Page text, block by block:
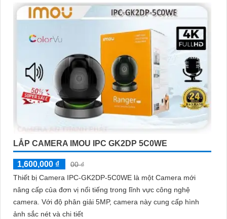
LẮP CAMERA IMOU IPC GK2DP 5C0WE
1,600,000 ₫
00 ₫
Thiết bị Camera IPC-GK2DP-5C0WE là một Camera mới
nâng cấp của đơn vị nổi tiếng trong lĩnh vực công nghệ
camera. Với độ phân giải 5MP, camera này cung cấp hình
ảnh sắc nét và chi tiết